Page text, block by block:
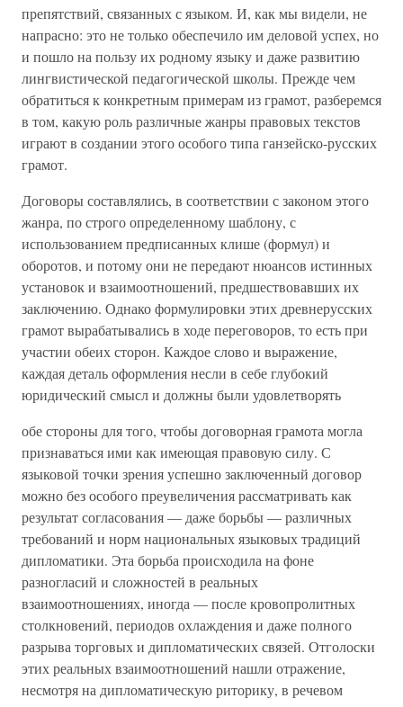
препятствий, связанных с языком. И, как мы видели, не
напрасно: это не только обеспечило им деловой успех, но
и пошло на пользу их родному языку и даже развитию
лингвистической педагогической школы. Прежде чем
обратиться к конкретным примерам из грамот, разберемся
в том, какую роль различные жанры правовых текстов
играют в создании этого особого типа ганзейско-русских
грамот.
Договоры составлялись, в соответствии с законом этого
жанра, по строго определенному шаблону, с
использованием предписанных клише (формул) и
оборотов, и потому они не передают нюансов истинных
установок и взаимоотношений, предшествовавших их
заключению. Однако формулировки этих древнерусских
грамот вырабатывались в ходе переговоров, то есть при
участии обеих сторон. Каждое слово и выражение,
каждая деталь оформления несли в себе глубокий
юридический смысл и должны были удовлетворять
обе стороны для того, чтобы договорная грамота могла
признаваться ими как имеющая правовую силу. С
языковой точки зрения успешно заключенный договор
можно без особого преувеличения рассматривать как
результат согласования — даже борьбы — различных
требований и норм национальных языковых традиций
дипломатики. Эта борьба происходила на фоне
разногласий и сложностей в реальных
взаимоотношениях, иногда — после кровопролитных
столкновений, периодов охлаждения и даже полного
разрыва торговых и дипломатических связей. Отголоски
этих реальных взаимоотношений нашли отражение,
несмотря на дипломатическую риторику, в речевом